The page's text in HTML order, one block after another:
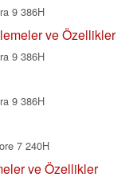
9 386H
ve Özellikler
9 386H
9 386H
7 240H
ve Özellikler